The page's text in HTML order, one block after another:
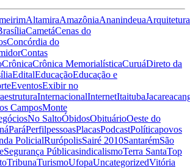
AltamiraAmazôniaAnanindeuaArquitetura
CametáCenas do
Concórdia do
Contas
CrônicaCrônica MemorialísticaCuruáDireto da
EditalEducaçãoEducação e
EventosExibir no
InternacionalInternetItaituba
CamposMonte
No SaltoÓbidosObituárioOeste do
ParáPerfilpessoasPlacasPodcastPolíticapovos
PolicialRurópolisSairé 2010SantarémSão
Segurança PúblicasindicalismoTerra SantaTop
TribunaTurismoUfopaUncategorizedVitória